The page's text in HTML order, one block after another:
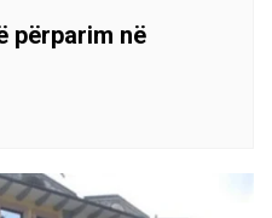
përparim në